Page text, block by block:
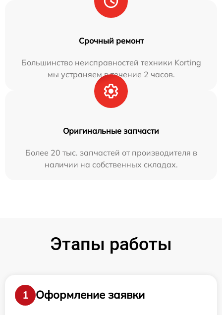
Срочный ремонт
Большинство неисправностей техники Korting
мы устраняем в течение 2 часов.
Оригинальные запчасти
Более 20 тыс. запчастей от производителя в
наличии на собственных складах.
Этапы работы
1
Оформление заявки